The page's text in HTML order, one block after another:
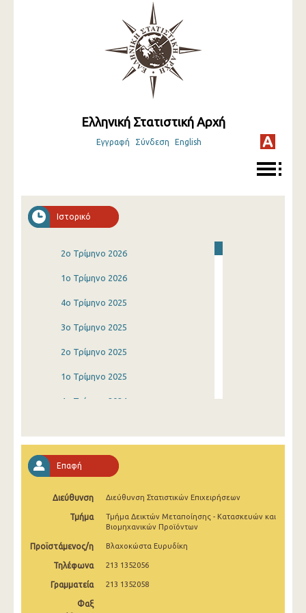
Ελληνική Στατιστική Αρχή
Εγγραφή Σύνδεση English
Ιστορικό
2o Τρίμηνο 2026
1o Τρίμηνο 2026
4o Τρίμηνο 2025
3o Τρίμηνο 2025
2o Τρίμηνο 2025
1o Τρίμηνο 2025
4o Τρίμηνο 2024
1o Τρίμηνο 2024
4o Τρίμηνο 2023
3o Τρίμηνο 2023
2o Τρίμηνο 2023
4o Τρίμηνο 2022
Επαφή
Διεύθυνση Διεύθυνση Στατιστικών Επιχειρήσεων
Τμήμα
Τμήμα Δεικτών Μεταποίησης - Κατασκευών και
Βιομηχανικών Προϊόντων
Προϊστάμενος/η Βλαχοκώστα Ευρυδίκη
Τηλέφωνα 213 1352056
Γραμματεία 213 1352058
Φαξ